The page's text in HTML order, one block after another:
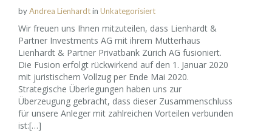
byAndrea Lienhardtin Unkategorisiert
Wir freuen uns Ihnen mitzuteilen, dass Lienhardt &
Partner Investments AG mit ihrem Mutterhaus
Lienhardt & Partner Privatbank Zürich AG fusioniert.
Die Fusion erfolgt rückwirkend auf den 1. Januar 2020
mit juristischem Vollzug per Ende Mai 2020.
Strategische Überlegungen haben uns zur
Überzeugung gebracht, dass dieser Zusammenschluss
für unsere Anleger mit zahlreichen Vorteilen verbunden
ist:[…]